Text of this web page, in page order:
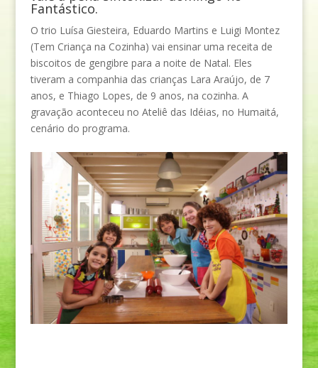
Fantástico.
O trio Luísa Giesteira, Eduardo Martins e Luigi Montez
(Tem Criança na Cozinha) vai ensinar uma receita de
biscoitos de gengibre para a noite de Natal. Eles
tiveram a companhia das crianças Lara Araújo, de 7
anos, e Thiago Lopes, de 9 anos, na cozinha. A
gravação aconteceu no Ateliê das Idéias, no Humaitá,
cenário do programa.